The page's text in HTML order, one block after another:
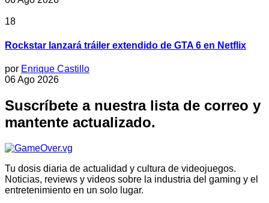
18
Rockstar lanzará tráiler extendido de GTA 6 en Netflix
por Enrique Castillo
06 Ago 2026
Suscríbete a nuestra lista de correo y
mantente actualizado.
Tu dosis diaria de actualidad y cultura de videojuegos.
Noticias, reviews y videos sobre la industria del gaming y el
entretenimiento en un solo lugar.